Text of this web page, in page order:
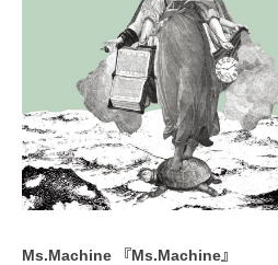
Ms.Machine 『Ms.Machine』